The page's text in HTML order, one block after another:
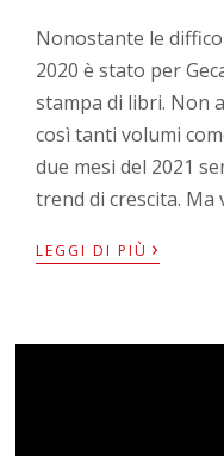
Nonostante le
2020 è stato per
stampa di libri. Non
così tanti volumi
due mesi del 2021
trend di crescita. Ma
LEGGI DI PIÙ ›